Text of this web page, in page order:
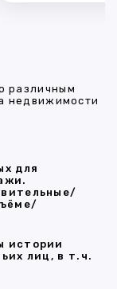
различным
недвижимости
для
истории
лиц, в т.ч.